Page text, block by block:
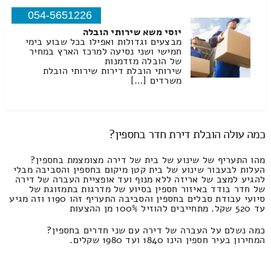
054-5651226
יוסי משא שירותי הובלה
מבצעים וגדולות ואפילו בכל שבוע בימי
חמישי ושני נסיעה למרכז הארץ במחיר
של הובלה מזדמנות
שירותי הובלת דירות שירותי הובלת
משרדים […]
כמה עולה הובלת דירת חדר בחספין?
מהו התעריף של שינוע של בית של דירה מצומצמת בחספין?
העלות לבעבור שינוע של בית קטן מיקום בחספין והסביבה מבלי
להגיע למצב של אריזה ללא מנוף ועד אופציית העברה של דירה
של חדר בודד באיזור חספין בסיוע של מדרגות בתמזוגת של
סיועי עבודת סבלים בחספין והסביבה התעריף זהו 1190 וזה מגיע
עד 520 שקל. מתחייבים להוזיל 100% מן ההצעות
כמה נשלם על העברה של דירה עם שני חדרים בחספין?
המחירון בעיר חספין הינו 1840 ועד 1980 שקלים.